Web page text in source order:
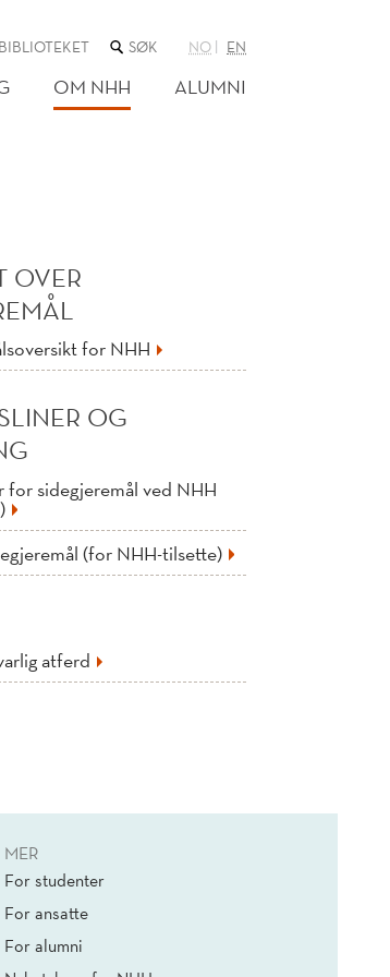
BIBLIOTEKET SØK
NETTSTEDET
NO EN
OM NHH ALUMNI
OVER
for NHH
OG
for sidegjeremål ved NHH
(for NHH-tilsette)
atferd
MER
For studenter
For ansatte
For alumni